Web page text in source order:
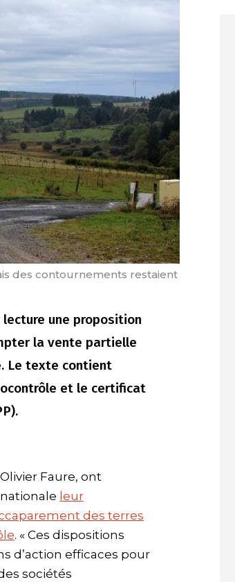
des contournements restaient
lecture une proposition
la vente partielle
Le texte contient
et le certificat
Faure, ont
leur
des terres
. « Ces dispositions
d’action efficaces pour
sociétés